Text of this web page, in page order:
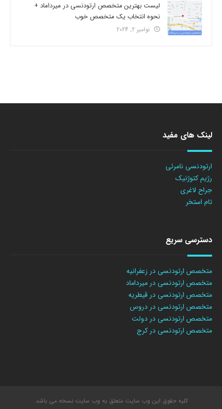
لیست بهترین متخصص ارتودنسی در میرداماد +
نحوه انتخاب یک متخصص خوب
نوامبر 2, 2024
لینک های مفید
ارتودنسی نامرئی
رژیم کتوژنیک
جراح لاغری
تام استخر
دسترسی سریع
متخصص ارتودنسی در زعفرانیه
متخصص ارتودنسی در میرداماد
متخصص ارتودنسی در قیطریه
متخصص ارتودنسی در دروس
متخصص ارتودنسی در دولت
متخصص ارتودنسی در کرج
کلیه حقوق این وب سایت متعلق به وب سایت نسخه می باشد.